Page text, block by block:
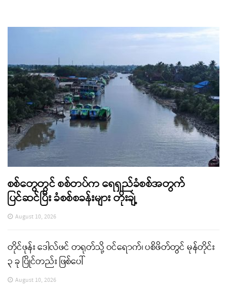
စစ်တွေတွင် စစ်တပ်က ရေရှည်ခံစစ်အတွက်
ပြင်ဆင်ပြီး ခံစစ်စခန်းများ တိုးချဲ့
August 10, 2026
တိုင်ဖုန်း ဒေါလ်ဖင် တရုတ်သို့ ဝင်ရောက်၊ ပစိဖိတ်တွင် မုန်တိုင်း
၃ ခု ပြိုင်တည်း ဖြစ်ပေါ်
August 10, 2026